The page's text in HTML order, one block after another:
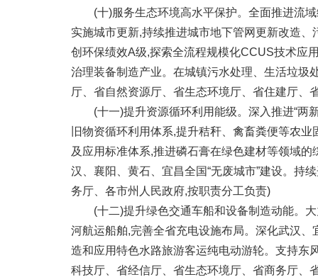
(十)服务生态环境高水平保护。全面推进流域
实施城市更新,持续推进城市地下管网更新改造
创环保绩效A级,探索全流程规模化CCUS技术应
治理装备制造产业。在城镇污水处理、生活垃圾
厅、省自然资源厅、省生态环境厅、省住建厅、
(十一)提升资源循环利用能级。深入推进“两新
旧物资循环利用体系,提升秸秆、禽畜粪便等农
及应用标准体系,推进磷石膏在绿色建材等领域
汉、襄阳、黄石、宜昌全国“无废城市”建设。持
务厅、各市州人民政府,按职责分工负责)
(十二)提升绿色交通车船和设备制造动能。大
河航运船舶,完善全省充电设施布局。深化武汉
造和应用特色水路旅游客运纯电动游轮。支持东
科技厅、省经信厅、省生态环境厅、省商务厅、